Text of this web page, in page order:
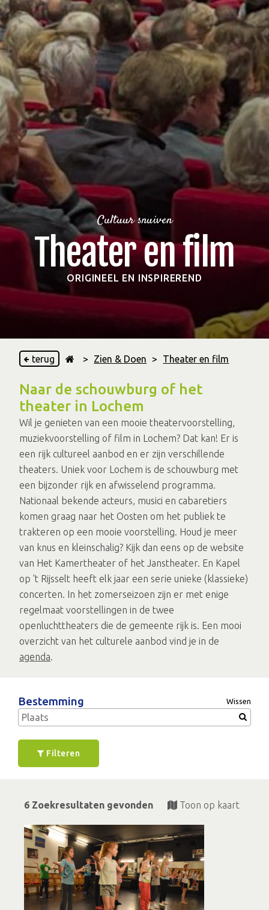
Cultuur snuiven
Theater en film
ORIGINEEL EN INSPIREREND
terug > Zien & Doen > Theater en film
Naar de schouwburg of het
theater in Lochem
Wil je genieten van een mooie theatervoorstelling,
muziekvoorstelling of film in Lochem? Dat kan! Er is
een rijk cultureel aanbod en er zijn verschillende
theaters. Uniek voor Lochem is de schouwburg met
een bijzonder rijk en afwisselend programma.
Nationaal bekende acteurs, musici en cabaretiers
komen graag naar het Oosten om het publiek te
trakteren op een mooie voorstelling. Houd je meer
van knus en kleinschalig? Kijk dan eens op de website
van Het Kamertheater of het Janstheater. En Kapel
op 't Rijsselt heeft elk jaar een serie unieke (klassieke)
concerten. In het zomerseizoen zijn er met enige
regelmaat voorstellingen in de twee
openluchttheaters die de gemeente rijk is. Een mooi
overzicht van het culturele aanbod vind je in de
agenda.
Bestemming Wissen
Filteren
6 Zoekresultaten gevonden Toon op kaart